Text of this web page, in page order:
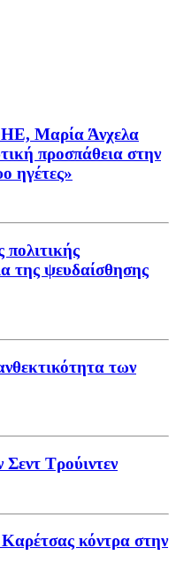
Μαρία Άνχελα
προσπάθεια στην
ηγέτες»
πολιτικής
της ψευδαίσθησης
των
Σεντ Τρούιντεν
Καρέτσας κόντρα στην